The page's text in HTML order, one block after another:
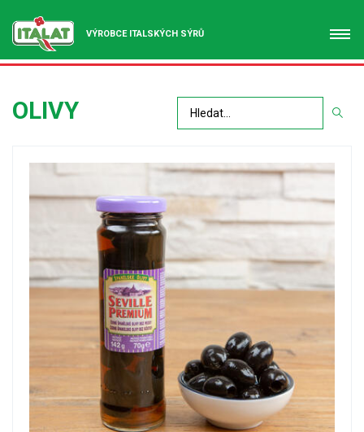
VÝROBCE ITALSKÝCH SÝRŮ
OLIVY